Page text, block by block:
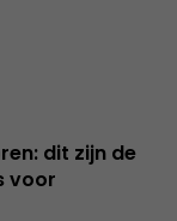
dit zijn de
voor